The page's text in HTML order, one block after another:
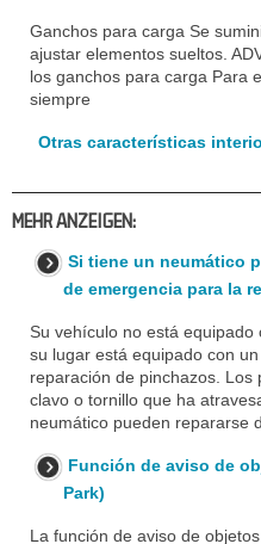
Ganchos para carga Se
ajustar elementos sueltos.
los ganchos para carga Para
siempre
Otras características
MEHR ANZEIGEN:
Si tiene un neumático
de emergencia para la
Su vehículo no está
su lugar está equipado con
reparación de pinchazos. Los
clavo o tornillo que ha
neumático pueden repararse
Función de aviso de
Park)
La función de aviso de